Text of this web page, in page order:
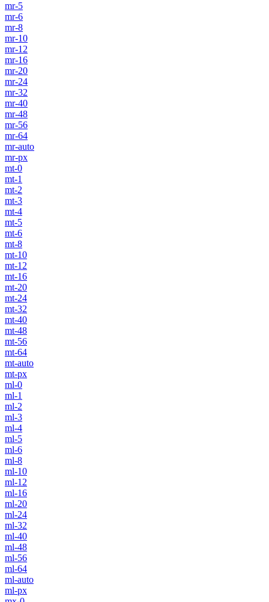
mr-5
mr-6
mr-8
mr-10
mr-12
mr-16
mr-20
mr-24
mr-32
mr-40
mr-48
mr-56
mr-64
mr-auto
mr-px
mt-0
mt-1
mt-2
mt-3
mt-4
mt-5
mt-6
mt-8
mt-10
mt-12
mt-16
mt-20
mt-24
mt-32
mt-40
mt-48
mt-56
mt-64
mt-auto
mt-px
ml-0
ml-1
ml-2
ml-3
ml-4
ml-5
ml-6
ml-8
ml-10
ml-12
ml-16
ml-20
ml-24
ml-32
ml-40
ml-48
ml-56
ml-64
ml-auto
ml-px